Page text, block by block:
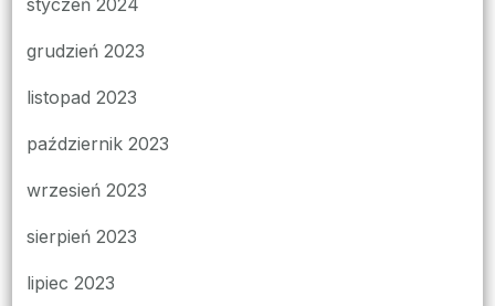
styczeń 2024
grudzień 2023
listopad 2023
październik 2023
wrzesień 2023
sierpień 2023
lipiec 2023